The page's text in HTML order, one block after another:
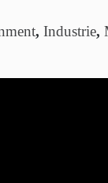
, Industrie,